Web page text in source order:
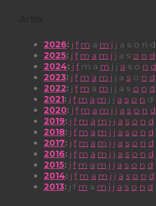
2026: j f m a m j j a s o n d
2025: j f m a m j j a s o n d
2024: j f m a m j j a s o n d
2023: j f m a m j j a s o n d
2022: j f m a m j j a s o n d
2021: j f m a m j j a s o n d
2020: j f m a m j j a s o n d
2019: j f m a m j j a s o n d
2018: j f m a m j j a s o n d
2017: j f m a m j j a s o n d
2016: j f m a m j j a s o n d
2015: j f m a m j j a s o n d
2014: j f m a m j j a s o n d
2013: j f m a m j j a s o n d